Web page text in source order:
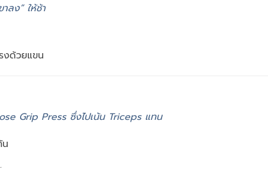
ลง” ให้ช้า
งด้วยแขน
Grip Press ซึ่งไปเน้น Triceps แทน